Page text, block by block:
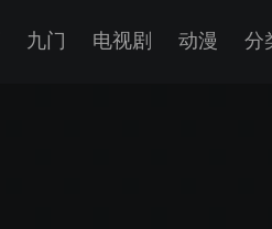
九门 电视剧 动漫 分